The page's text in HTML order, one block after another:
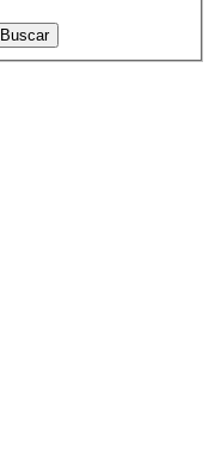
Buscar